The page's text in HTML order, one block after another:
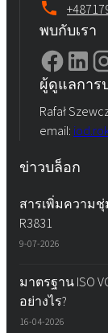
พบกับเรา
ผู้ดูแลการ
Rafał
email:
ข่าวบล็อก
สารเพิ่มความชุ่
R3831
9-07-2026
มาตรฐาน ISO
อย่างไร?
16-04-2026